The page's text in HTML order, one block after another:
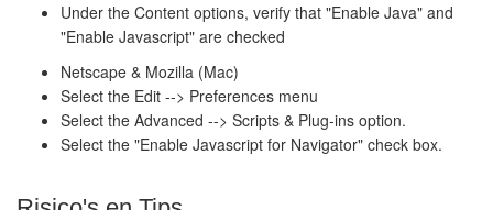
Under the Content options, verify that "Enable Java" and
"Enable Javascript" are checked
Netscape & Mozilla (Mac)
Select the Edit --> Preferences menu
Select the Advanced --> Scripts & Plug-ins option.
Select the "Enable Javascript for Navigator" check box.